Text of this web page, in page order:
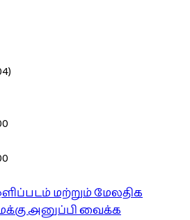
மற்றும் மேலதிக
அனுப்பி வைக்க